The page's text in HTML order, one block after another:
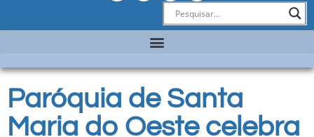
Paróquia de Santa
Maria do Oeste celebra